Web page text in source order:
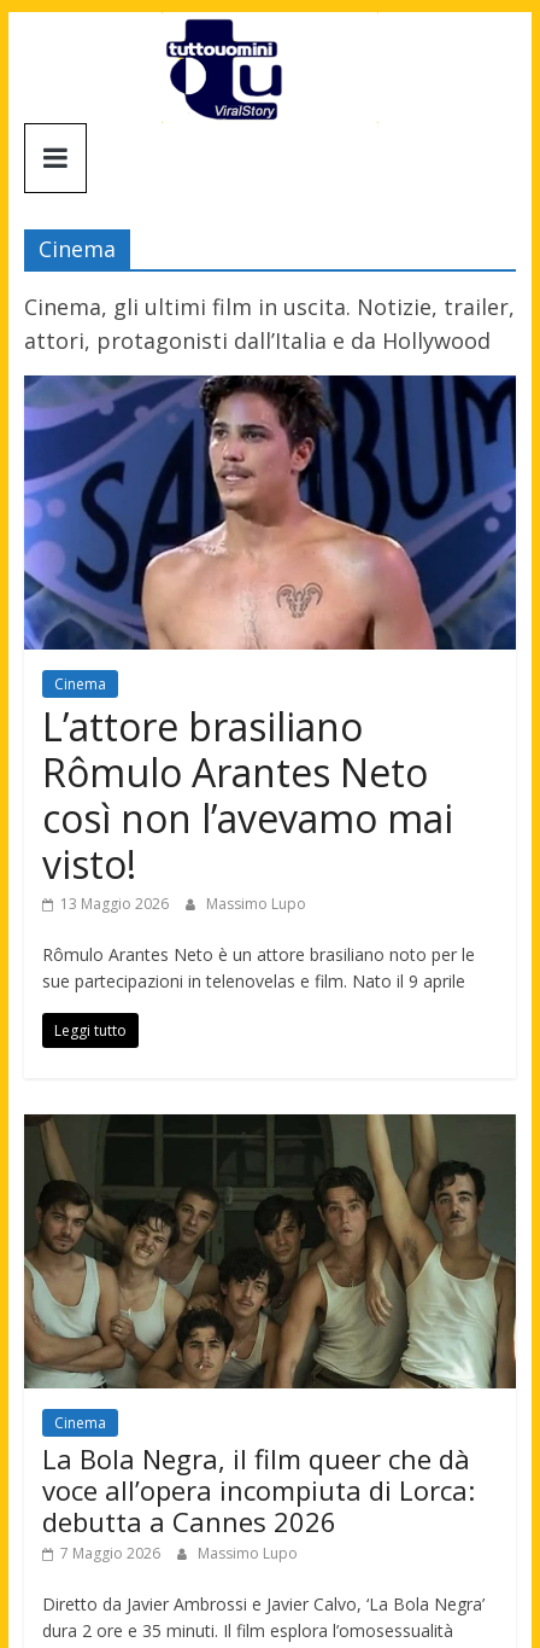
Tuttouomini
Tv,
Cinema,
gay
news
e
la
moda
maschile
Cinema
Cinema, gli ultimi film in uscita. Notizie, trailer,
attori, protagonisti dall’Italia e da Hollywood
Cinema
L’attore brasiliano
Rômulo Arantes Neto
così non l’avevamo mai
visto!
13 Maggio 2026 Massimo Lupo
Rômulo Arantes Neto è un attore brasiliano noto per le
sue partecipazioni in telenovelas e film. Nato il 9 aprile
Leggi tutto
Cinema
La Bola Negra, il film queer che dà
voce all’opera incompiuta di Lorca:
debutta a Cannes 2026
7 Maggio 2026 Massimo Lupo
Diretto da Javier Ambrossi e Javier Calvo, ‘La Bola Negra’
dura 2 ore e 35 minuti. Il film esplora l’omosessualità